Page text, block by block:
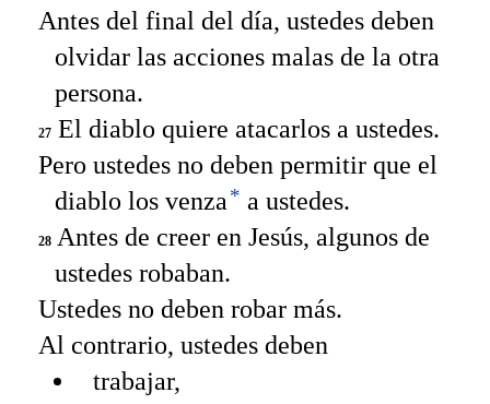
Antes del final del día, ustedes deben
olvidar las acciones malas de la otra
persona.
27 El diablo quiere atacarlos a ustedes.
Pero ustedes no deben permitir que el
diablo los venza * a ustedes.
28 Antes de creer en Jesús, algunos de
ustedes robaban.
Ustedes no deben robar más.
Al contrario, ustedes deben
trabajar,